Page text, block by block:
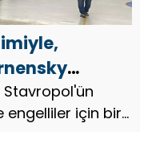
bir
Stavropol'ün
engelliler için bir